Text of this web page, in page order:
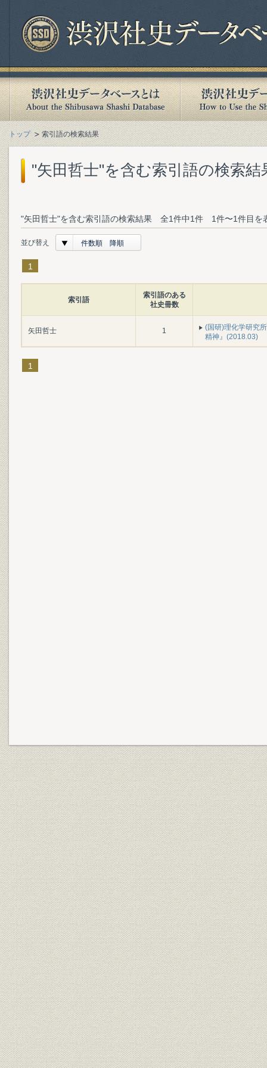
トップ 索引語の検索結果
"矢田哲士"を含む索引語の検索結
"矢田哲士"を含む索引語の検索結果 全1件中1件 1件〜1件目を
並び替え 件数順 降順
1
索引語
索引語のある
社史冊数
矢田哲士 1
(国研)理化学研究
精神』(2018.03)
1